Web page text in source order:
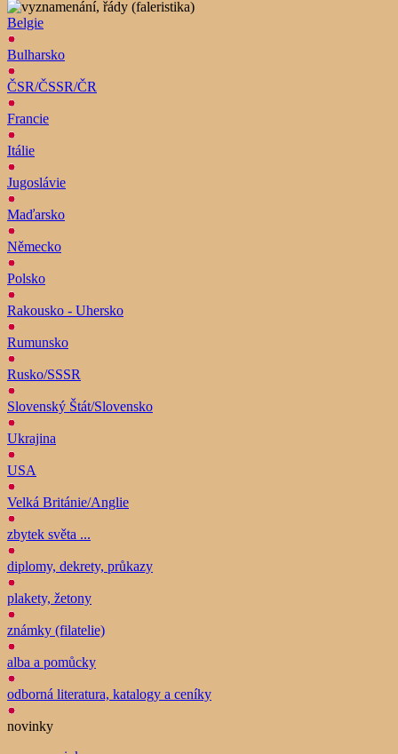
Belgie
Bulharsko
ČSR/ČSSR/ČR
Francie
Itálie
Jugoslávie
Maďarsko
Německo
Polsko
Rakousko - Uhersko
Rumunsko
Rusko/SSSR
Slovenský Štát/Slovensko
Ukrajina
USA
Velká Británie/Anglie
zbytek světa ...
diplomy, dekrety, průkazy
plakety, žetony
známky (filatelie)
alba a pomůcky
odborná literatura, katalogy a ceníky
novinky